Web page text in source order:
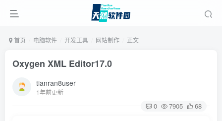
首页 电脑软件 开发工具 网站制作 正文
Oxygen XML Editor17.0
tianran8user
1年前更新
0 7905 68